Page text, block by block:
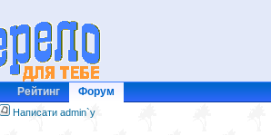
Рейтинг Форум
Написати admin`у